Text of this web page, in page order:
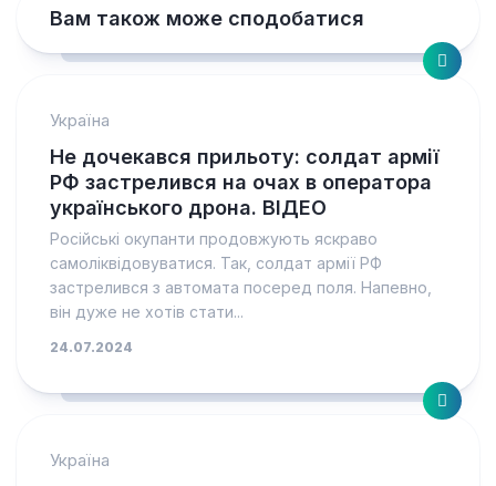
Вам також може сподобатися
Україна
Не дочекався прильоту: солдат армії
РФ застрелився на очах в оператора
українського дрона. ВІДЕО
Російські окупанти продовжують яскраво
самоліквідовуватися. Так, солдат армії РФ
застрелився з автомата посеред поля. Напевно,
він дуже не хотів стати...
24.07.2024
Україна